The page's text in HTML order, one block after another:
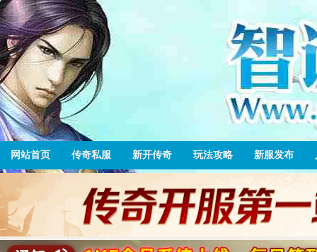
网站首页 传奇私服 新开传奇 玩法攻略 新服发布